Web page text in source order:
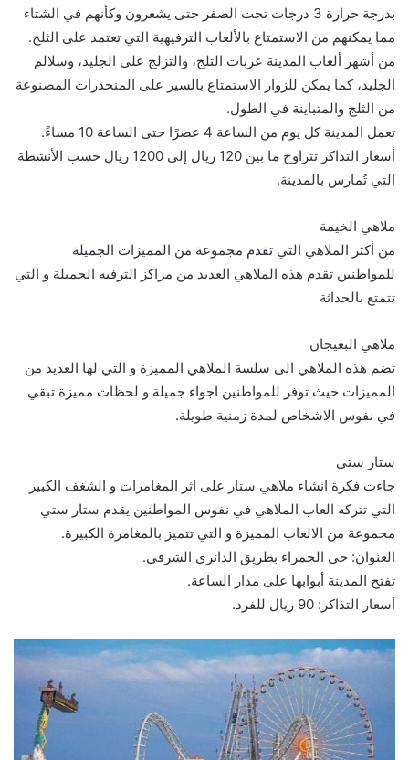
بدرجة حرارة 3 درجات تحت الصفر حتى يشعرون وكأنهم في الشتاء
مما يمكنهم من الاستمتاع بالألعاب الترفيهية التي تعتمد على الثلج.
من أشهر ألعاب المدينة عربات الثلج، والتزلج على الجليد، وسلالم
الجليد، كما يمكن للزوار الاستمتاع بالسير على المنحدرات المصنوعة
من الثلج والمتباينة في الطول.
تعمل المدينة كل يوم من الساعة 4 عصرًا حتى الساعة 10 مساءً.
أسعار التذاكر تتراوح ما بين 120 ريال إلى 1200 ريال حسب الأنشطة
التي تُمارس بالمدينة.
ملاهي الخيمة
من أكثر الملاهي التي تقدم مجموعة من المميزات الجميلة
للمواطنين تقدم هذه الملاهي العديد من مراكز الترفيه الجميلة و التي
تتمتع بالحداثة
ملاهي البعيجان
تضم هذه الملاهي الى سلسة الملاهي المميزة و التي لها العديد من
المميزات حيث توفر للمواطنين اجواء جميلة و لحظات مميزة تبقي
في نفوس الاشخاص لمدة زمنية طويلة.
ستار ستي
جاءت فكرة انشاء ملاهي ستار على اثر المغامرات و الشغف الكبير
التي تتركه العاب الملاهي في نفوس المواطنين يقدم ستار ستي
مجموعة من الالعاب المميزة و التي تتميز بالمغامرة الكبيرة.
العنوان: حي الحمراء بطريق الدائري الشرقي.
تفتح المدينة أبوابها على مدار الساعة.
أسعار التذاكر: 90 ريال للفرد.